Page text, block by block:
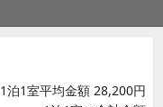
1泊1室平均金額 28,200円